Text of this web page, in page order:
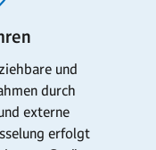
und
durch
externe
erfolgt